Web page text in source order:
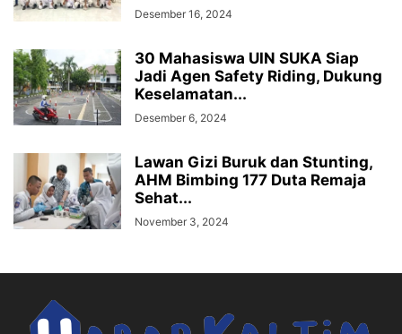
Desember 16, 2024
30 Mahasiswa UIN SUKA Siap
Jadi Agen Safety Riding, Dukung
Keselamatan...
Desember 6, 2024
Lawan Gizi Buruk dan Stunting,
AHM Bimbing 177 Duta Remaja
Sehat...
November 3, 2024